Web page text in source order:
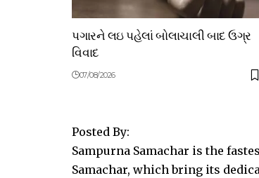
પગારને લઇ પહેલાં બોલાચાલી બાદ ઉગ્ર
વિવાદ
07/08/2026
Posted By:
Sampurna Samachar is the
Samachar, which bring its